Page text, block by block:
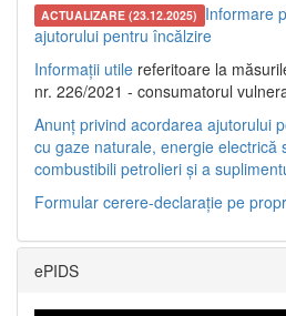
ACTUALIZARE (23.12.2025) Informare
ajutorului pentru încălzire
Informații utile referitoare la
nr. 226/2021 - consumatorul
Anunț privind acordarea ajutorului
cu gaze naturale, energie electrică
combustibili petrolieri și a
Formular cerere-declarație pe
ePIDS